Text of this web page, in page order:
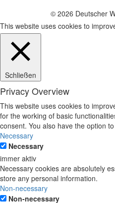
© 2026 Deutscher
This website uses cookies to
Schließen
Privacy Overview
This website uses cookies to
for the working of basic
consent. You also have the option
Necessary
Necessary
immer aktiv
Necessary cookies are absolutely
store any personal information.
Non-necessary
Non-necessary